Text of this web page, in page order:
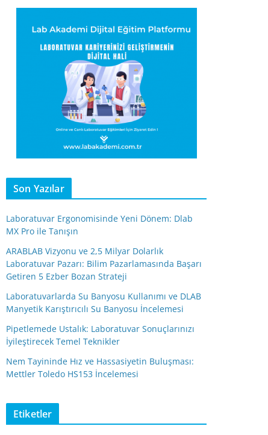
Son Yazılar
Laboratuvar Ergonomisinde Yeni Dönem: Dlab
MX Pro ile Tanışın
ARABLAB Vizyonu ve 2,5 Milyar Dolarlık
Laboratuvar Pazarı: Bilim Pazarlamasında Başarı
Getiren 5 Ezber Bozan Strateji
Laboratuvarlarda Su Banyosu Kullanımı ve DLAB
Manyetik Karıştırıcılı Su Banyosu İncelemesi
Pipetlemede Ustalık: Laboratuvar Sonuçlarınızı
İyileştirecek Temel Teknikler
Nem Tayininde Hız ve Hassasiyetin Buluşması:
Mettler Toledo HS153 İncelemesi
Etiketler